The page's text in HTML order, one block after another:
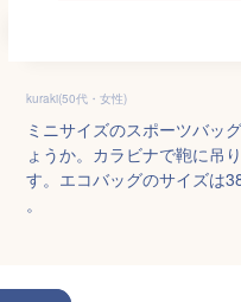
kuraki(50代・女性)
ミニサイズのスポーツバッ
ょうか。カラビナで鞄に吊
す。エコバッグのサイズは
。